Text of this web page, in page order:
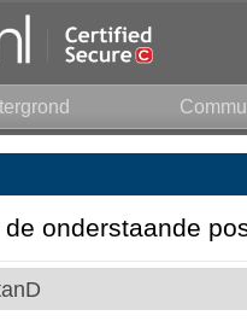
onderstaande